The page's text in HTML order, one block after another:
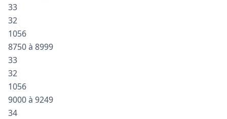
33
32
1056
8750 à 8999
33
32
1056
9000 à 9249
34